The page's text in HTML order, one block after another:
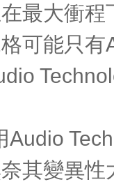
最大衝
可能只
Audio
其變異